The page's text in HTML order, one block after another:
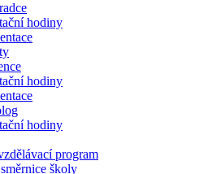
hodiny
hodiny
hodiny
program
školy